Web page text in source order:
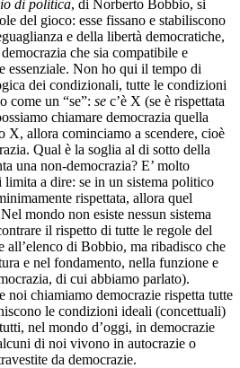
di politica, di Norberto Bobbio, si
del gioco: esse fissano e stabiliscono
e della libertà democratiche,
che sia compatibile e
essenziale. Non ho qui il tempo di
dei condizionali, tutte le condizioni
come un “se”: se c’è X (se è rispettata
chiamare democrazia quella
X, allora cominciamo a scendere, cioè
Qual è la soglia al di sotto della
una non-democrazia? E’ molto
a dire: se in un sistema politico
rispettata, allora quel
mondo non esiste nessun sistema
il rispetto di tutte le regole del
all’elenco di Bobbio, ma ribadisco che
e nel fondamento, nella funzione e
di cui abbiamo parlato).
noi chiamiamo democrazie rispetta tutte
le condizioni ideali (concettuali)
nel mondo d’oggi, in democrazie
di noi vivono in autocrazie o
da democrazie.